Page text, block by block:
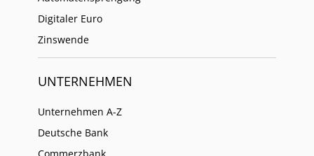
Digitaler Euro
Zinswende
UNTERNEHMEN
Unternehmen A-Z
Deutsche Bank
Commerzbank